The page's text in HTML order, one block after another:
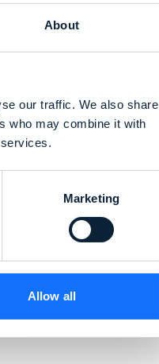
About
our traffic. We also share
who may combine it with
Marketing
Allow all